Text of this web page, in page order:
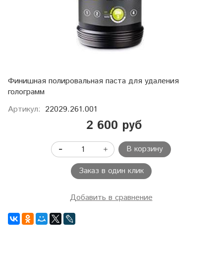
Финишная полировальная паста для удаления
голограмм
Артикул: 22029.261.001
2 600 руб
В корзину
Заказ в один клик
Добавить в сравнение